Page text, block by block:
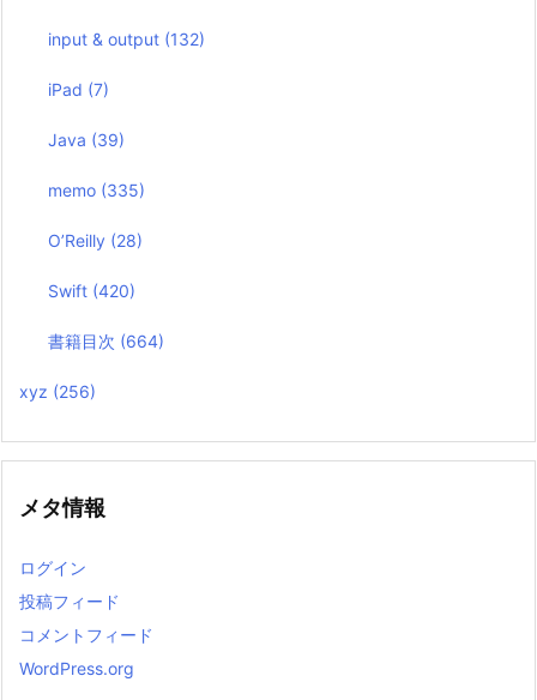
input & output (132)
iPad (7)
Java (39)
memo (335)
O’Reilly (28)
Swift (420)
書籍目次 (664)
xyz (256)
メタ情報
ログイン
投稿フィード
コメントフィード
WordPress.org